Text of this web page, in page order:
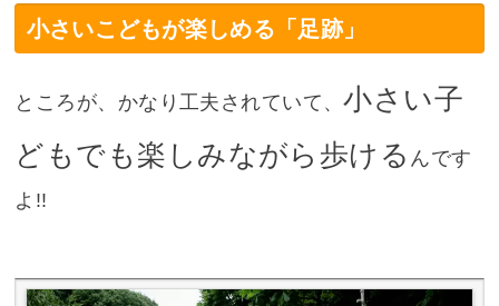
小さいこどもが楽しめる「足跡」
ところが、かなり工夫されていて、小さい子
どもでも楽しみながら歩ける んです
よ!!